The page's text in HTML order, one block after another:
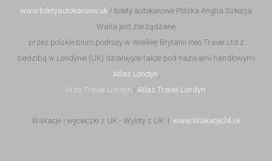
www.biletyautokarowe.uk / bilety autokarowe Polska Anglia Szkocja
Walia jest zarządzane
przez polskie biuro podróży w Wielkiej Brytanii Ineo Travel Ltd z
siedzibą w Londynie (UK) działające także pod nazwami handlowymi
Atlas Londyn
Atas Travel Londyn i Atlas Travel Londyn
Wakacje i wycieczki z UK - Wyloty z UK | www.Wakacje24.uk